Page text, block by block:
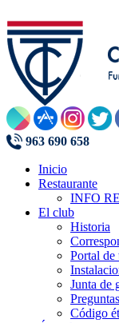
963 690 658
Inicio
Restaurante
INFO
El club
Historia
Portal de
Junta de
Código